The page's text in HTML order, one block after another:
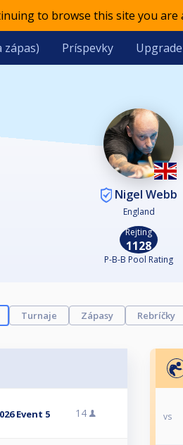
to browse this site you
zápas) Príspevky Upgrade
Nigel Webb
England
Rejting
1128
P-B-B Pool Rating
Turnaje Zápasy Rebríčky
Event 5 14 vs